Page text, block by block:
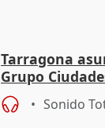
Tarragona
Grupo
Sonido